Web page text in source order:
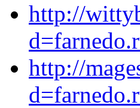
http://
http://